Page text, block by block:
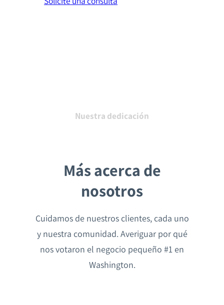
Nuestra dedicación
Más acerca de
nosotros
Cuidamos de nuestros clientes, cada uno
y nuestra comunidad. Averiguar por qué
nos votaron el negocio pequeño #1 en
Washington.